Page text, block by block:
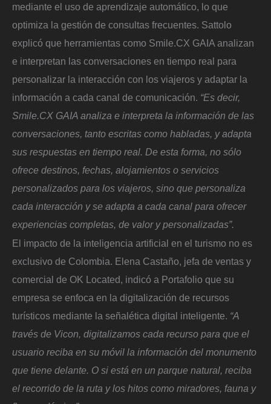
mediante el uso de aprendizaje automático, lo que
optimiza la gestión de consultas frecuentes. Sattolo
explicó que herramientas como Smile.CX GAIA analizan
e interpretan las conversaciones en tiempo real para
personalizar la interacción con los viajeros y adaptar la
información a cada canal de comunicación. “Es decir,
Smile.CX GAIA analiza e interpreta la información de las
conversaciones, tanto escritas como habladas, y adapta
sus respuestas en tiempo real. De esta forma, no sólo
ofrece destinos, fechas, alojamientos o servicios
personalizados para los viajeros, sino que personaliza
cada interacción y se adapta a cada canal para ofrecer
experiencias completas, de valor y personalizadas”.
El impacto de la inteligencia artificial en el turismo no es
exclusivo de Colombia. Elena Castaño, jefa de ventas y
comercial de OK Located, indicó a Portafolio que su
empresa se enfoca en la digitalización de recursos
turísticos mediante la señalética digital inteligente. “A
través de Vicon, digitalizamos cada recurso para que el
usuario reciba en su móvil la información del monumento
que tiene delante. O si está en un parque natural, reciba
el recorrido de la ruta y los hitos como miradores, fauna y